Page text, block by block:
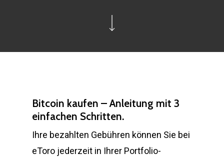
Bitcoin kaufen – Anleitung mit 3
einfachen Schritten.
Ihre bezahlten Gebühren können Sie bei
eToro jederzeit in Ihrer Portfolio-